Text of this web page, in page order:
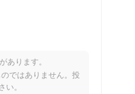
機能を試すことがで
システムの構築に焦点
公正なローンチモデル
盤的なステップは、
あります。
ではありません。投
い。